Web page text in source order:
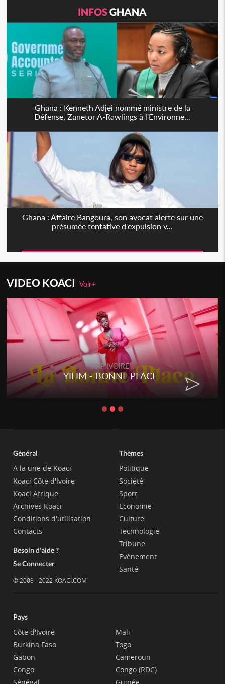
INFOSGHANA
Ghana : Kenneth Adjei nommé ministre de la
Défense, Zanetor A-Rawlings à l'Environne...
Ghana : Affaire Bangoura, son avocat alerte sur une
présumée tentative d'expulsion v...
VIDEO KOACIVoir+
RAP IVOIRE
YILIM - BONNE PLACE
Général
A la une de Koaci
Koaci Côte d'Ivoire
Koaci Afrique
Archives Koaci
Conditions d'utilisation
Contacts
Besoin d'aide ?
Se Connecter
© 2008 - 2022 KOACI.COM
Thèmes
Politique
Société
Sport
Economie
Culture
Technologie
Tribune
Evènement
Santé
Pays
Côte d'Ivoire
Burkina Faso
Gabon
Congo
Mali
Togo
Cameroun
Congo (RDC)